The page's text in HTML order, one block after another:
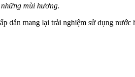
mùi hương.
dẫn mang lại trải nghiệm sử dụng